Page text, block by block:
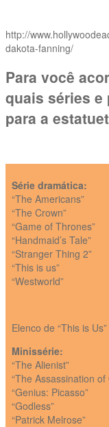
http://
dakota-fanning/
Para você
quais séries e
para a
Série dramática:
“The Americans”
“The Crown”
“Game of Thrones”
“Handmaid’s Tale”
“Stranger Thing 2”
“This is us”
“Westworld”
Elenco de “This is Us”
Minissérie:
“The Alienist”
“The Assassination
“Genius: Picasso”
“Godless”
“Patrick Melrose”